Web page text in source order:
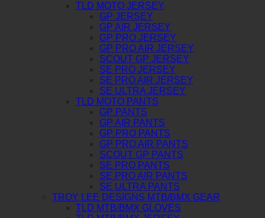
TLD MOTO JERSEY
GP JERSEY
GP AIR JERSEY
GP PRO JERSEY
GP PRO AIR JERSEY
SCOUT GP JERSEY
SE PRO JERSEY
SE PRO AIR JERSEY
SE ULTRA JERSEY
TLD MOTO PANTS
GP PANTS
GP AIR PANTS
GP PRO PANTS
GP PRO AIR PANTS
SCOUT GP PANTS
SE PRO PANTS
SE PRO AIR PANTS
SE ULTRA PANTS
TROY LEE DESIGNS MTB/BMX GEAR
TLD MTB/BMX GLOVES